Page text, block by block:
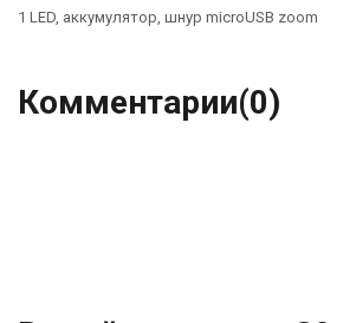
1 LED, аккумулятор, шнур microUSB zoom
Комментарии(0)